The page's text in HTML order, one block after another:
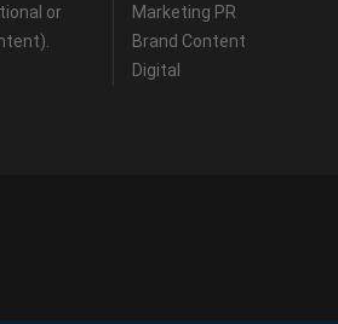
or
Marketing PR
Brand Content
Digital